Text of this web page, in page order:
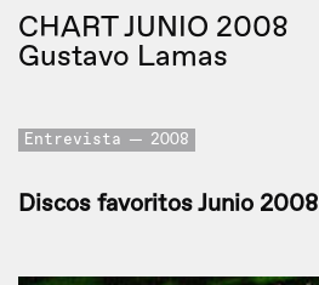
CHART JUNIO 2008
Gustavo Lamas
Entrevista 2008
Discos favoritos Junio 2008